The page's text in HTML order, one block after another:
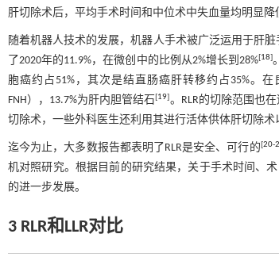
肝切除术后，平均手术时间和中位术中失血量均明显降
随着机器人技术的发展，机器人手术被广泛运用于肝
了2020年的11.9%，在微创中的比例从2%增长到28%[18]
胞癌约占51%，其次是结直肠癌肝转移约占35%。在
FNH），13.7%为肝内胆管结石[19]。RLR的切除范围也
切除术，一些外科医生还利用其进行活体供体肝切除术以
迄今为止，大多数报告都表明了RLR是安全、可行的[20-
机对照研究。根据目前的研究结果，关于手术时间、
的进一步发展。
3 RLR和LLR对比